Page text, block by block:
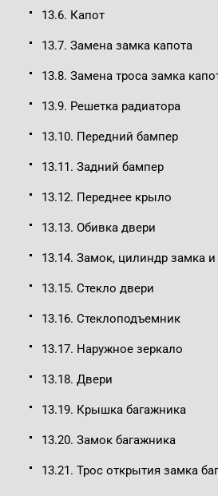
13.6. Капот
13.7. Замена замка капота
13.8. Замена троса замка
13.9. Решетка радиатора
13.10. Передний бампер
13.11. Задний бампер
13.12. Переднее крыло
13.13. Обивка двери
13.14. Замок, цилиндр замка
13.15. Стекло двери
13.16. Стеклоподъемник
13.17. Наружное зеркало
13.18. Двери
13.19. Крышка багажника
13.20. Замок багажника
13.21. Трос открытия замка